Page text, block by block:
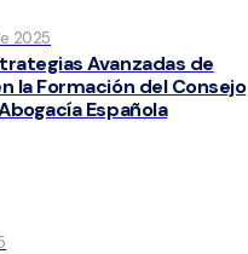
2025
Avanzadas de
la Formación del Consejo
Española